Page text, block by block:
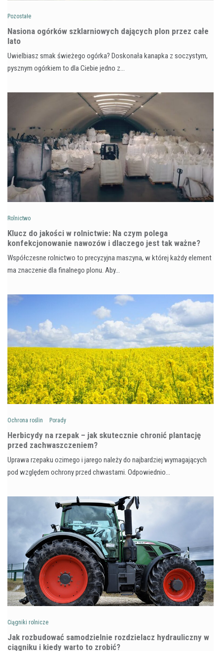
Pozostałe
Nasiona ogórków szklarniowych dających plon przez całe
lato
Uwielbiasz smak świeżego ogórka? Doskonała kanapka z soczystym,
pysznym ogórkiem to dla Ciebie jedno z…
Rolnictwo
Klucz do jakości w rolnictwie: Na czym polega
konfekcjonowanie nawozów i dlaczego jest tak ważne?
Współczesne rolnictwo to precyzyjna maszyna, w której każdy element
ma znaczenie dla finalnego plonu. Aby…
Ochrona roślin Porady
Herbicydy na rzepak – jak skutecznie chronić plantację
przed zachwaszczeniem?
Uprawa rzepaku ozimego i jarego należy do najbardziej wymagających
pod względem ochrony przed chwastami. Odpowiednio…
Ciągniki rolnicze
Jak rozbudować samodzielnie rozdzielacz hydrauliczny w
ciągniku i kiedy warto to zrobić?